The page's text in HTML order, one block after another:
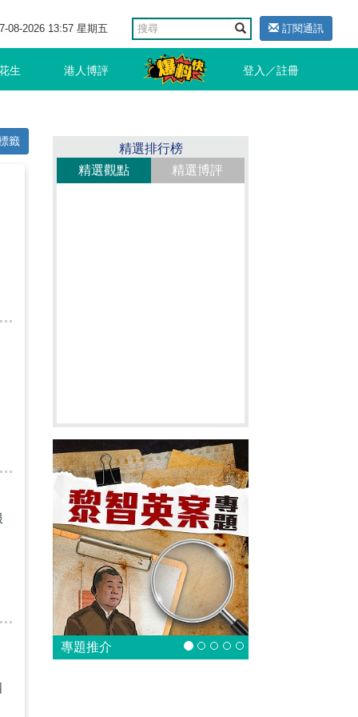
08-2026 13:57 星期五 訂閱通訊
生 港人博評 登入／註冊
籤
精選排行榜
精選觀點
精選博評
專題推介